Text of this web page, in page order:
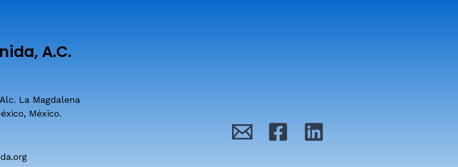
A.C.
La Magdalena
México.